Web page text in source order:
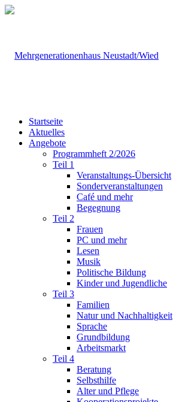
Startseite
Aktuelles
Angebote
Programmheft 2/2026
Teil 1
Veranstaltungs-Übersicht
Sonderveranstaltungen
Café und mehr
Begegnung
Teil 2
Frauen
PC und mehr
Lesen
Musik
Politische Bildung
Kinder und Jugendliche
Teil 3
Familien
Natur und Nachhaltigkeit
Sprache
Grundbildung
Arbeitsmarkt
Teil 4
Beratung
Selbsthilfe
Alter und Pflege